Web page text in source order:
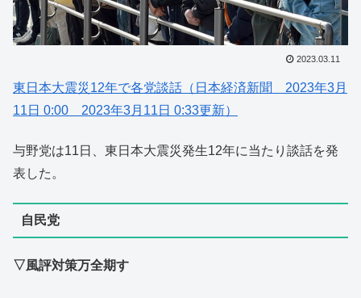
2023.03.11
東日本大震災12年で各党談話（日本経済新聞 2023年3月
11日 0:00 2023年3月11日 0:33更新）
与野党は11日、東日本大震災発生12年に当たり談話を発
表した。
自民党
▽風評対策万全期す